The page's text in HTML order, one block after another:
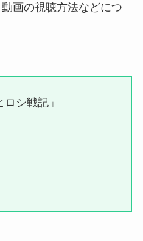
画の視聴方法などにつ
シ戦記」